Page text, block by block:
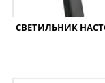
СВЕТИЛЬНИК